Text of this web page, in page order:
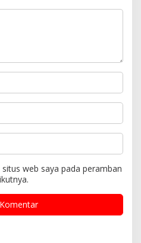
web saya pada peramban